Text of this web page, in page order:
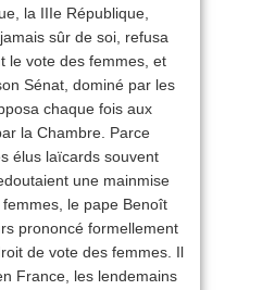
la IIIe République,
sûr de soi, refusa
le vote des femmes, et
Sénat, dominé par les
chaque fois aux
la Chambre. Parce
élus laïcards souvent
une mainmise
femmes, le pape Benoît
prononcé formellement
de vote des femmes. Il
France, les lendemains